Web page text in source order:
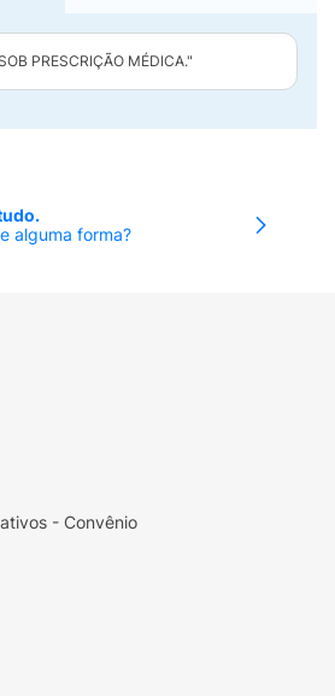
PRESCRIÇÃO MÉDICA."
alguma forma?
- Convênio